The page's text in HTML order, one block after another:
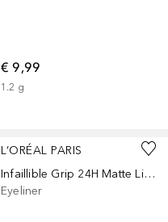
€ 9,99
1.2 g
L’ORÉAL PARIS
Infaillible Grip 24H Matte Liquid Liner
Eyeliner